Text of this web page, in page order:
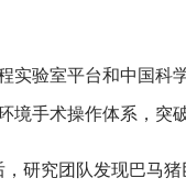
验室平台和中国科
手术操作体系，突
研究团队发现巴马